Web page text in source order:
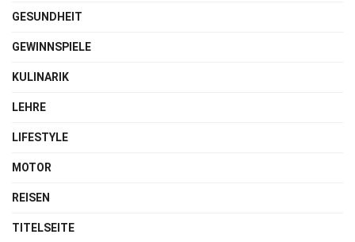
GESUNDHEIT
GEWINNSPIELE
KULINARIK
LEHRE
LIFESTYLE
MOTOR
REISEN
TITELSEITE